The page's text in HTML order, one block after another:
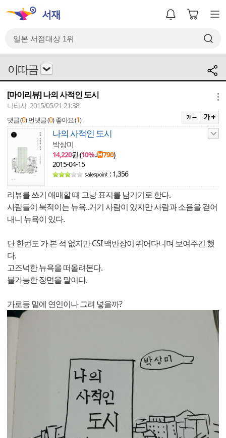
이따금
[마이리뷰] 나의 사적인 도시
나타샤 2015/05/21 21:38
댓글 (0) 먼댓글 (0) 좋아요 (1)
나의 사적인 도시
박상미
14,220원 (10%↓ 790)
2015-04-15
: 1,356
리뷰를 쓰기 애매할 때 그냥 표지를 남기기로 한다.
사람들이 북적이는 뉴욕..거기 사람이 있지만 사람과 소음을 걷어
내니 뉴욕이 있다.
단 한번도 가 본 적 없지만 CSI 맥반장이 뛰어다니며 보여주긴 했
다.
고즈넉한 뉴욕을 떠올려본다.
불가능한 장면을 말이다.
가로등 밑에 연인이나 그려 넣을까?